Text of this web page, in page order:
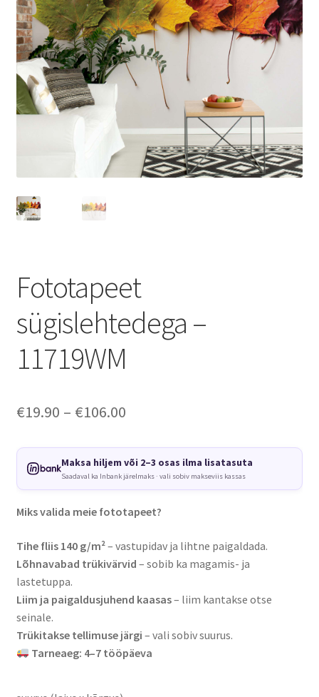
Fototapeet
sügislehtedega –
11719WM
€19.90 – €106.00Price
€19.90
through
€106.00
Maksa hiljem või 2–3 osas ilma lisatasuta
Saadaval ka Inbank järelmaks · vali sobiv makseviis kassas
Miks valida meie fototapeet?
Tihe fliis 140 g/m²– vastupidav ja lihtne paigaldada.
Lõhnavabad trükivärvid – sobib ka magamis- ja
lastetuppa.
Liim ja paigaldusjuhend kaasas– liim kantakse otse
seinale.
Trükitakse tellimuse järgi – vali sobiv suurus.
Tarneaeg: 4–7 tööpäeva